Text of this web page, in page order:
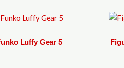
Luffy Gear 5